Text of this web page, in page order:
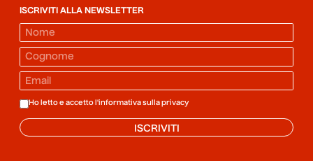
ISCRIVITI ALLA NEWSLETTER
Ho letto e accetto l'informativa sulla privacy
ISCRIVITI